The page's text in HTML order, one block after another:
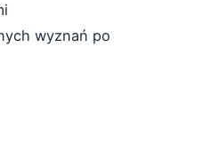
wyznań po